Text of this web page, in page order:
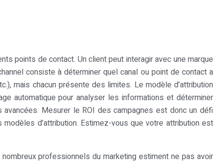
points de contact. Un client peut interagir avec une marque
consiste à déterminer quel canal ou point de contact a
mais chacun présente des limites. Le modèle d’attribution
automatique pour analyser les informations et déterminer
Mesurer le ROI des campagnes est donc un défi
d’attribution. Estimez-vous que votre attribution est
professionnels du marketing estiment ne pas avoir